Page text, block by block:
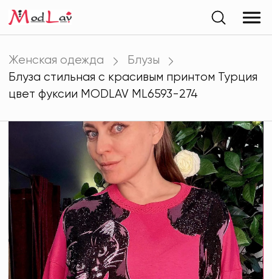
Женская одежда
Блузы
Блуза стильная с красивым принтом Турция
цвет фуксии MODLAV ML6593-274